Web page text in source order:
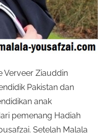
Verveer Ziauddin
Pakistan dan
anak
pemenang Hadiah
Setelah Malala